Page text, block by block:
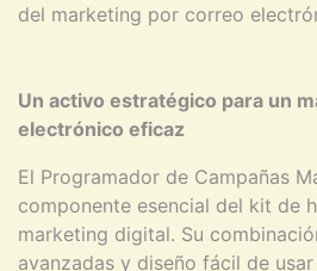
del marketing por correo
Un activo estratégico para un
electrónico eficaz
El Programador de Campañas
componente esencial del kit de
marketing digital. Su
avanzadas y diseño fácil de